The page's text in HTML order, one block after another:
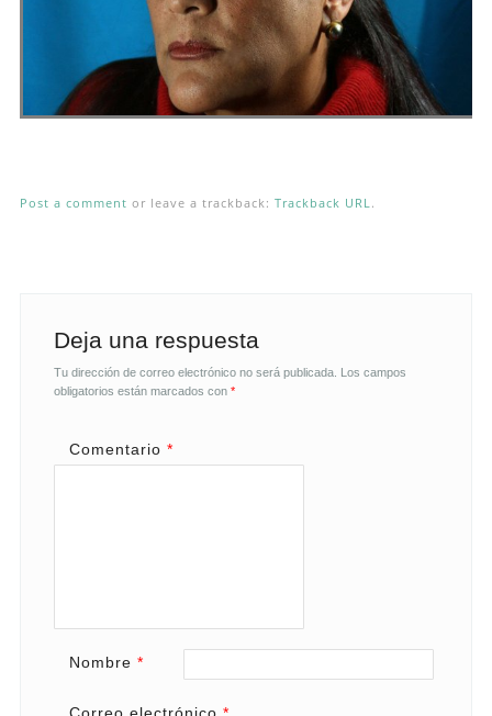
Post a comment or leave a trackback: Trackback URL.
Deja una respuesta
Tu dirección de correo electrónico no será publicada.
Los campos
obligatorios están marcados con *
Comentario *
Nombre *
Correo electrónico *